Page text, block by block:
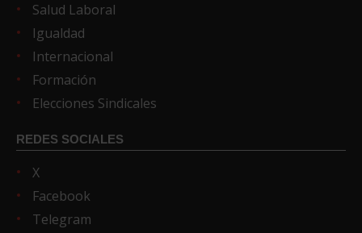
Salud Laboral
Igualdad
Internacional
Formación
Elecciones Sindicales
REDES SOCIALES
X
Facebook
Telegram